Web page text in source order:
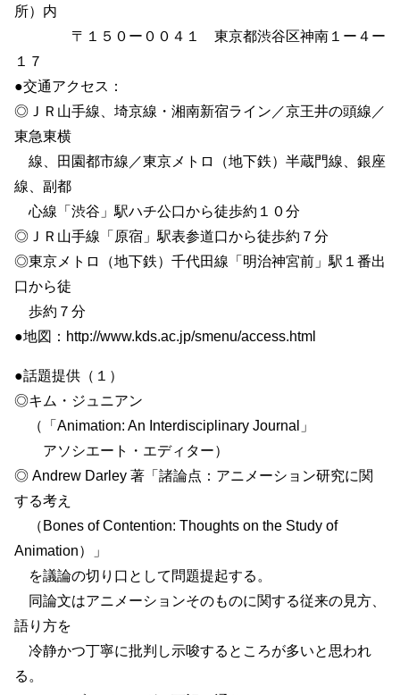
所）内
〒１５０ー００４１ 東京都渋谷区神南１ー４ー
１７
●交通アクセス：
◎ＪＲ山手線、埼京線・湘南新宿ライン／京王井の頭線／
東急東横
線、田園都市線／東京メトロ（地下鉄）半蔵門線、銀座
線、副都
心線「渋谷」駅ハチ公口から徒歩約１０分
◎ＪＲ山手線「原宿」駅表参道口から徒歩約７分
◎東京メトロ（地下鉄）千代田線「明治神宮前」駅１番出
口から徒
歩約７分
●地図：http://www.kds.ac.jp/smenu/access.html
●話題提供（１）
◎キム・ジュニアン
（「Animation: An Interdisciplinary Journal」
アソシエート・エディター）
◎ Andrew Darley 著「諸論点：アニメーション研究に関
する考え
（Bones of Contention: Thoughts on the Study of
Animation）」
を議論の切り口として問題提起する。
同論文はアニメーションそのものに関する従来の見方、
語り方を
冷静かつ丁寧に批判し示唆するところが多いと思われ
る。